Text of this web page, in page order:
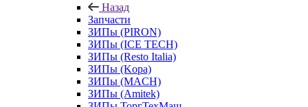
Назад
Запчасти
ЗИПы (PIRON)
ЗИПы (ICE TECH)
ЗИПы (Resto Italia)
ЗИПы (Kopa)
ЗИПы (MACH)
ЗИПы (Amitek)